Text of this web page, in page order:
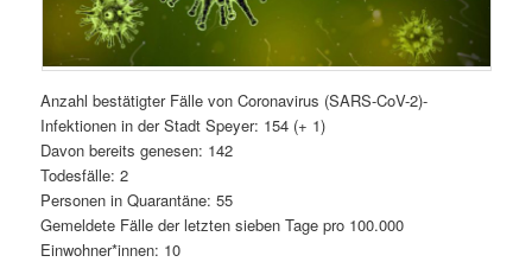
Anzahl bestätigter Fälle von Coronavirus (SARS-CoV-2)-
Infektionen in der Stadt Speyer: 154 (+ 1)
Davon bereits genesen: 142
Todesfälle: 2
Personen in Quarantäne: 55
Gemeldete Fälle der letzten sieben Tage pro 100.000
Einwohner*innen: 10